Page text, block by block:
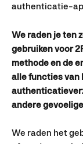
authenticatie-
We raden je ten
gebruiken voor
methode en de
alle functies van
andere
We raden het